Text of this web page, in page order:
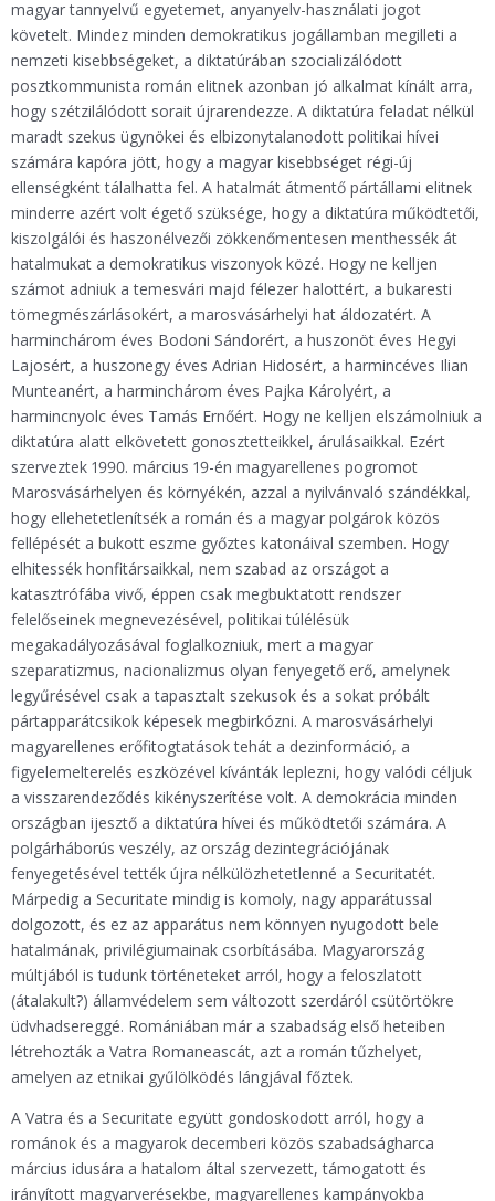
magyar tannyelvű egyetemet, anyanyelv-használati jogot
követelt. Mindez minden demokratikus jogállamban megilleti a
nemzeti kisebbségeket, a diktatúrában szocializálódott
posztkommunista román elitnek azonban jó alkalmat kínált arra,
hogy szétzilálódott sorait újrarendezze. A diktatúra feladat nélkül
maradt szekus ügynökei és elbizonytalanodott politikai hívei
számára kapóra jött, hogy a magyar kisebbséget régi-új
ellenségként tálalhatta fel. A hatalmát átmentő pártállami elitnek
minderre azért volt égető szüksége, hogy a diktatúra működtetői,
kiszolgálói és haszonélvezői zökkenőmentesen menthessék át
hatalmukat a demokratikus viszonyok közé. Hogy ne kelljen
számot adniuk a temesvári majd félezer halottért, a bukaresti
tömegmészárlásokért, a marosvásárhelyi hat áldozatért. A
harminchárom éves Bodoni Sándorért, a huszonöt éves Hegyi
Lajosért, a huszonegy éves Adrian Hidosért, a harmincéves Ilian
Munteanért, a harminchárom éves Pajka Károlyért, a
harmincnyolc éves Tamás Ernőért. Hogy ne kelljen elszámolniuk a
diktatúra alatt elkövetett gonosztetteikkel, árulásaikkal. Ezért
szerveztek 1990. március 19-én magyarellenes pogromot
Marosvásárhelyen és környékén, azzal a nyilvánvaló szándékkal,
hogy ellehetetlenítsék a román és a magyar polgárok közös
fellépését a bukott eszme győztes katonáival szemben. Hogy
elhitessék honfitársaikkal, nem szabad az országot a
katasztrófába vivő, éppen csak megbuktatott rendszer
felelőseinek megnevezésével, politikai túlélésük
megakadályozásával foglalkozniuk, mert a magyar
szeparatizmus, nacionalizmus olyan fenyegető erő, amelynek
legyűrésével csak a tapasztalt szekusok és a sokat próbált
pártapparátcsikok képesek megbirkózni. A marosvásárhelyi
magyarellenes erőfitogtatások tehát a dezinformáció, a
figyelemelterelés eszközével kívánták leplezni, hogy valódi céljuk
a visszarendeződés kikényszerítése volt. A demokrácia minden
országban ijesztő a diktatúra hívei és működtetői számára. A
polgárháborús veszély, az ország dezintegrációjának
fenyegetésével tették újra nélkülözhetetlenné a Securitatét.
Márpedig a Securitate mindig is komoly, nagy apparátussal
dolgozott, és ez az apparátus nem könnyen nyugodott bele
hatalmának, privilégiumainak csorbításába. Magyarország
múltjából is tudunk történeteket arról, hogy a feloszlatott
(átalakult?) államvédelem sem változott szerdáról csütörtökre
üdvhadsereggé. Romániában már a szabadság első heteiben
létrehozták a Vatra Romaneascát, azt a román tűzhelyet,
amelyen az etnikai gyűlölködés lángjával főztek.
A Vatra és a Securitate együtt gondoskodott arról, hogy a
románok és a magyarok decemberi közös szabadságharca
március idusára a hatalom által szervezett, támogatott és
irányított magyarverésekbe, magyarellenes kampányokba